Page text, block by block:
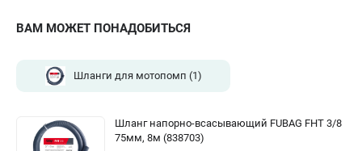
ВАМ МОЖЕТ ПОНАДОБИТЬСЯ
Шланги для мотопомп (1)
Шланг напорно-всасывающий FUBAG FHT 3/8
75мм, 8м (838703)